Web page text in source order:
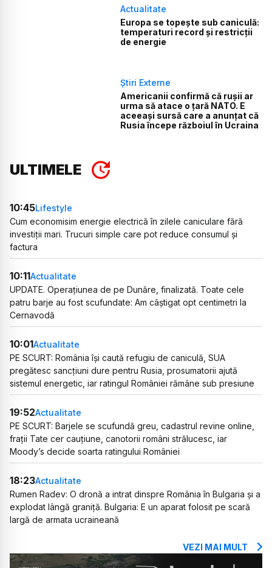
Actualitate
Europa se topește sub caniculă:
temperaturi record și restricții
de energie
Știri Externe
Americanii confirmă că rușii ar
urma să atace o țară NATO. E
aceeași sursă care a anunțat că
Rusia începe războiul în Ucraina
ULTIMELE
10:45Lifestyle
Cum economisim energie electrică în zilele caniculare fără
investiții mari. Trucuri simple care pot reduce consumul și
factura
10:11Actualitate
UPDATE. Operațiunea de pe Dunăre, finalizată. Toate cele
patru barje au fost scufundate: Am câștigat opt centimetri la
Cernavodă
10:01Actualitate
PE SCURT: România își caută refugiu de caniculă, SUA
pregătesc sancțiuni dure pentru Rusia, prosumatorii ajută
sistemul energetic, iar ratingul României rămâne sub presiune
19:52Actualitate
PE SCURT: Barjele se scufundă greu, cadastrul revine online,
frații Tate cer cauțiune, canotorii români strălucesc, iar
Moody’s decide soarta ratingului României
18:23Actualitate
Rumen Radev: O dronă a intrat dinspre România în Bulgaria și a
explodat lângă graniță. Bulgaria: E un aparat folosit pe scară
largă de armata ucraineană
VEZI MAI MULT